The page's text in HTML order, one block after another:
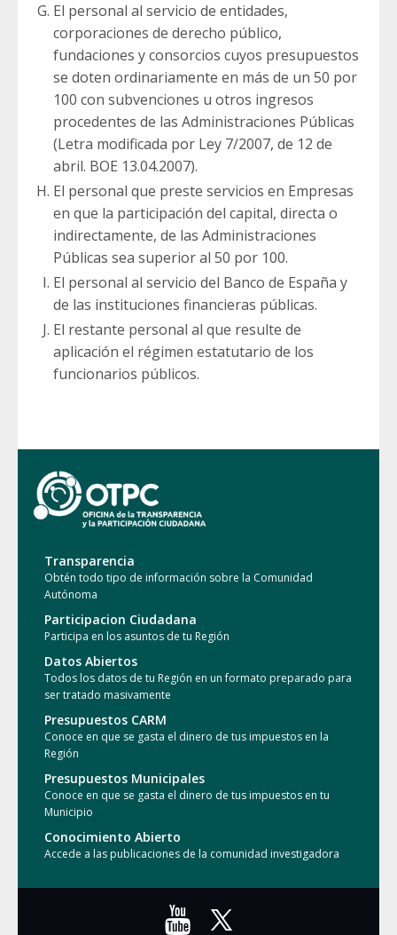
El personal al servicio de entidades,
corporaciones de derecho público,
fundaciones y consorcios cuyos presupuestos
se doten ordinariamente en más de un 50 por
100 con subvenciones u otros ingresos
procedentes de las Administraciones Públicas
(Letra modificada por Ley 7/2007, de 12 de
abril. BOE 13.04.2007).
El personal que preste servicios en Empresas
en que la participación del capital, directa o
indirectamente, de las Administraciones
Públicas sea superior al 50 por 100.
El personal al servicio del Banco de España y
de las instituciones financieras públicas.
El restante personal al que resulte de
aplicación el régimen estatutario de los
funcionarios públicos.
Transparencia
Obtén todo tipo de información sobre la Comunidad
Autónoma
Participacion Ciudadana
Participa en los asuntos de tu Región
Datos Abiertos
Todos los datos de tu Región en un formato preparado para
ser tratado masivamente
Presupuestos CARM
Conoce en que se gasta el dinero de tus impuestos en la
Región
Presupuestos Municipales
Conoce en que se gasta el dinero de tus impuestos en tu
Municipio
Conocimiento Abierto
Accede a las publicaciones de la comunidad investigadora